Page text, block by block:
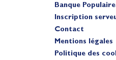
Banque Populaire
Inscription
Contact
Mentions légales
Politique des